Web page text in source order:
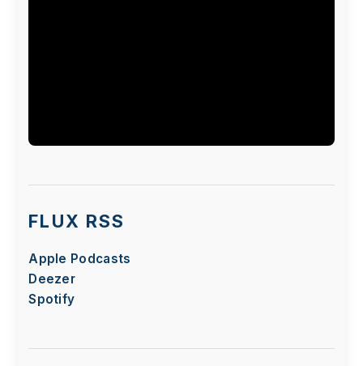
placement de cookies par le fournisseur de la
redirigé(e). Étant donné votre refus du dépôt de
respecter votre choix, nous avons bloqué la
lecture de cette vidéo. Si vous souhaitez
continuer et lire la vidéo, vous devez nous
FLUX RSS
Apple Podcasts
Deezer
Spotify